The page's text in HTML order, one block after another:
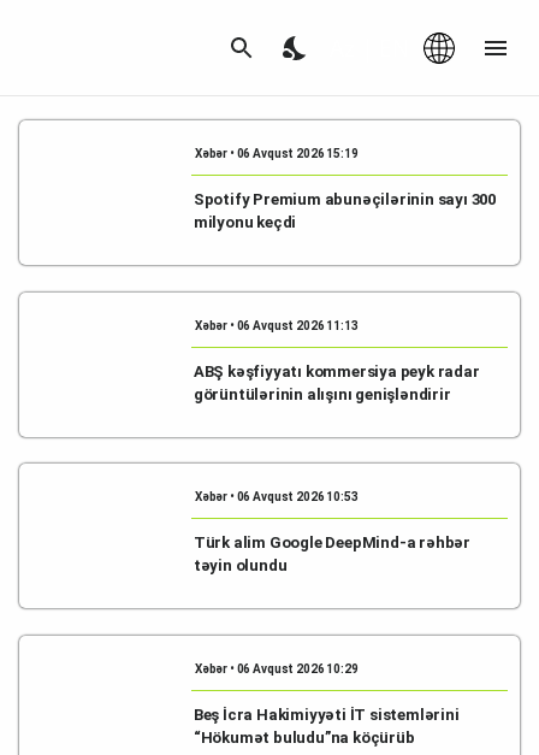
Xəbər • 06 Avqust 2026 15:19
Spotify Premium abunəçilərinin sayı 300
milyonu keçdi
Xəbər • 06 Avqust 2026 11:13
ABŞ kəşfiyyatı kommersiya peyk radar
görüntülərinin alışını genişləndirir
Xəbər • 06 Avqust 2026 10:53
Türk alim Google DeepMind-a rəhbər
təyin olundu
Xəbər • 06 Avqust 2026 10:29
Beş İcra Hakimiyyəti İT sistemlərini
“Hökumət buludu”na köçürüb